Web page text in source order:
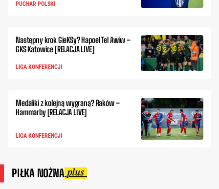
PUCHAR POLSKI
Następny krok GieKSy? Hapoel Tel Awiw –
GKS Katowice [RELACJA LIVE]
LIGA KONFERENCJI
Medaliki z kolejną wygraną? Raków –
Hammarby [RELACJA LIVE]
LIGA KONFERENCJI
PIŁKA NOŻNA